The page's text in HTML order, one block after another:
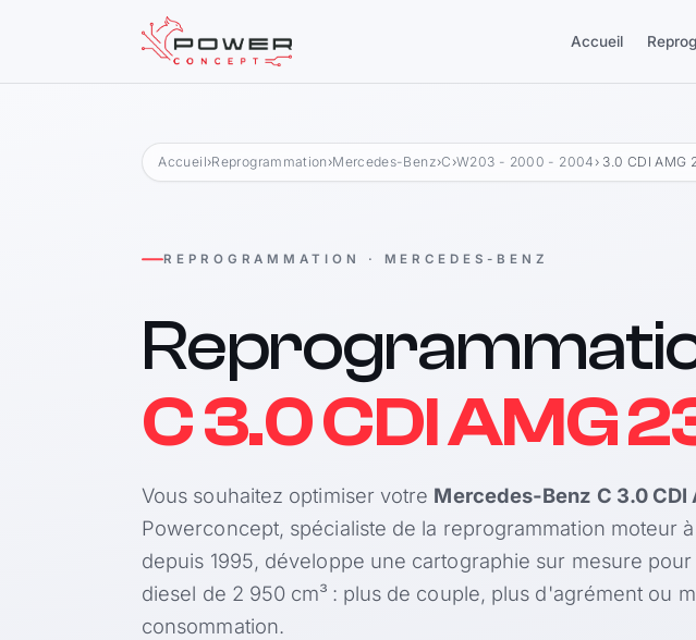
Accueil
Accueil›Reprogrammation ›Mercedes-Benz›C ›W203 - 2000 - 2004 › 3.0 CDI AMG
REPROGRAMMATION · MERCEDES-BENZ
C 3.0 CDI AMG
Vous souhaitez optimiser votre Mercedes-Benz C 3.0 CDI
Powerconcept, spécialiste de la reprogrammation moteur
depuis 1995, développe une cartographie sur mesure
diesel de 2 950 cm³ : plus de couple, plus d'agrément ou
consommation.